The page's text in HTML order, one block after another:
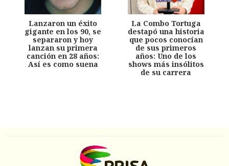
Lanzaron un éxito
gigante en los 90, se
separaron y hoy
lanzan su primera
canción en 28 años:
Así es como suena
La Combo Tortuga
destapó una historia
que pocos conocían
de sus primeros
años: Uno de los
shows más insólitos
de su carrera